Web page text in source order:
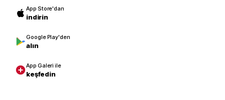
App Store'dan
indirin
Google Play'den
alın
App Galeri ile
keşfedin